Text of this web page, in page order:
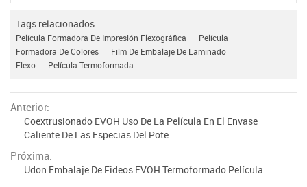
Tags relacionados :
Película Formadora De Impresión Flexográfica
Película
Formadora De Colores
Film De Embalaje De Laminado
Flexo
Película Termoformada
Anterior:
Coextrusionado EVOH Uso De La Película En El Envase
Caliente De Las Especias Del Pote
Próxima:
Udon Embalaje De Fideos EVOH Termoformado Película